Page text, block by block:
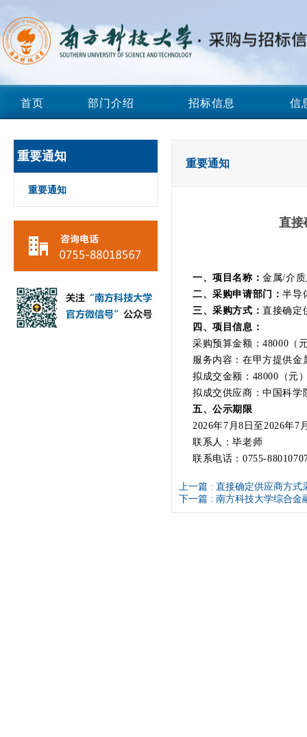
首页 部门介绍 招标信息 信
重要通知
重要通知
重要通知
直接
一、项目名称：金属/介
二、采购申请部门：半导
三、采购方式：直接确定
四、项目信息：
采购预算金额：48000（
服务内容：在甲方提供金
拟成交金额：48000（元
拟成交供应商：中国科
五、公示期限
2026年7月8日至2026年7
联系人：毕老师
联系电话：0755-
上一篇 : 直接确定供应商方式
下一篇 : 南方科技大学综合金